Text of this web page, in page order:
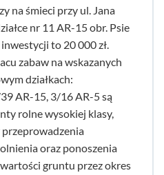
na śmieci przy ul. Jana
nr 11 AR-15 obr. Psie
to 20 000 zł.
zabaw na wskazanych
działkach:
AR-15, 3/16 AR-5 są
rolne wysokiej klasy,
przeprowadzenia
oraz ponoszenia
gruntu przez okres